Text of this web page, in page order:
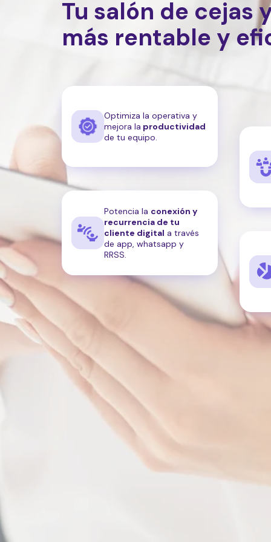
Tu salón de cejas
más rentable y
Optimiza la operativa y
mejora la productividad
de tu equipo.
Potencia la conexión y
recurrencia de tu
cliente digital a través
de app, whatsapp y
RRSS.